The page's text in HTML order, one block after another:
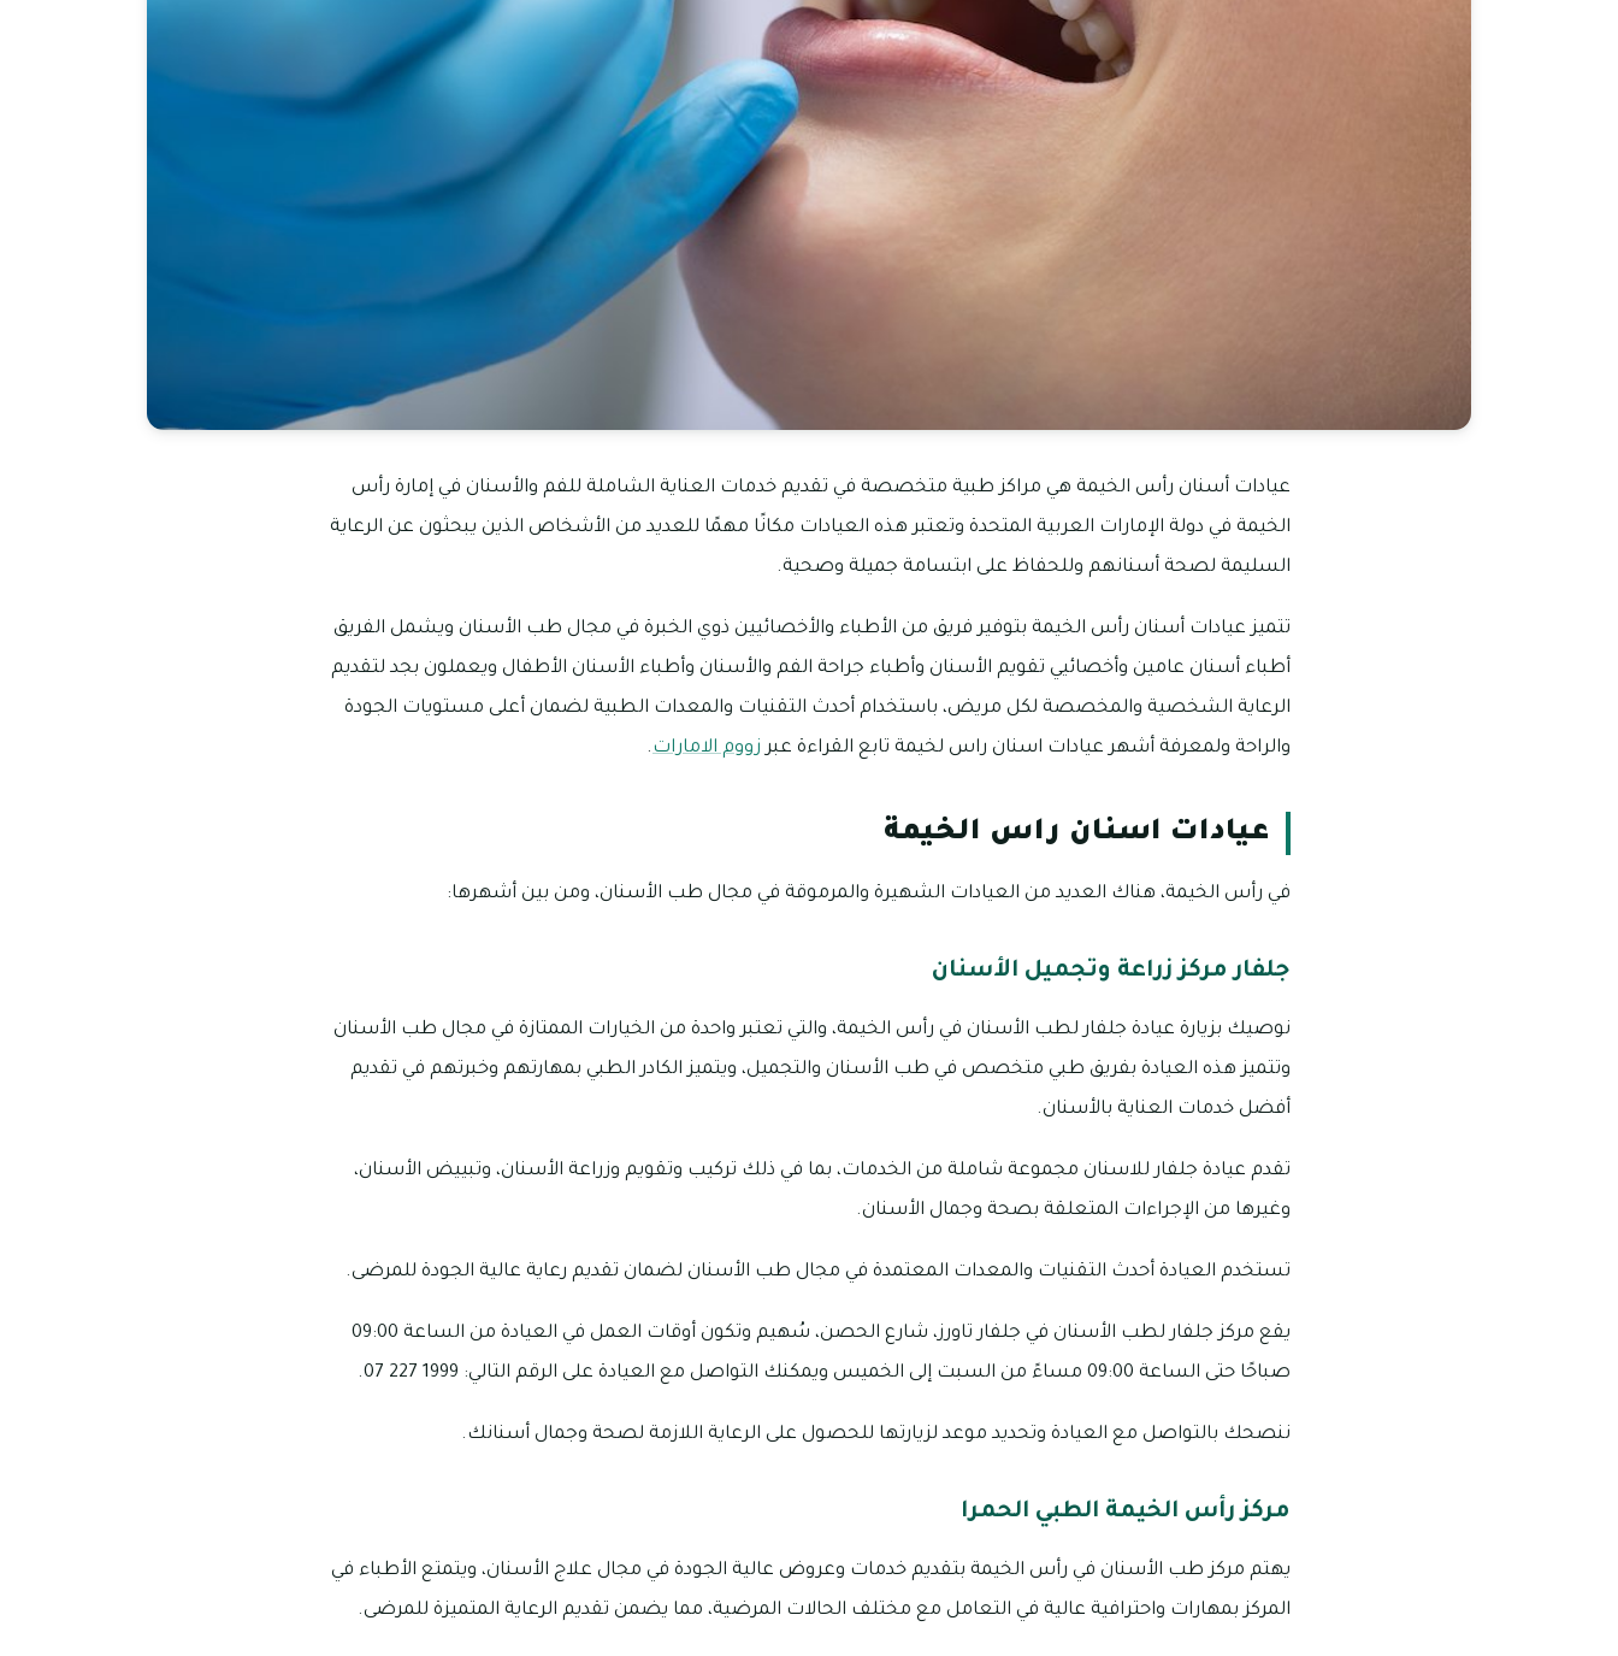
عيادات أسنان رأس الخيمة هي مراكز طبية متخصصة في تقديم خدمات العناية الشاملة للفم والأسنان في إمارة رأس
الخيمة في دولة الإمارات العربية المتحدة وتعتبر هذه العيادات مكانًا مهمًا للعديد من الأشخاص الذين يبحثون عن الرعاية
السليمة لصحة أسنانهم وللحفاظ على ابتسامة جميلة وصحية.
تتميز عيادات أسنان رأس الخيمة بتوفير فريق من الأطباء والأخصائيين ذوي الخبرة في مجال طب الأسنان ويشمل الفريق
أطباء أسنان عامين وأخصائيي تقويم الأسنان وأطباء جراحة الفم والأسنان وأطباء الأسنان الأطفال ويعملون بجد لتقديم
الرعاية الشخصية والمخصصة لكل مريض، باستخدام أحدث التقنيات والمعدات الطبية لضمان أعلى مستويات الجودة
والراحة ولمعرفة أشهر عيادات اسنان راس لخيمة تابع القراءة عبر زووم الامارات.
عيادات اسنان راس الخيمة
في رأس الخيمة، هناك العديد من العيادات الشهيرة والمرموقة في مجال طب الأسنان، ومن بين أشهرها:
جلفار مركز زراعة وتجميل الأسنان
نوصيك بزيارة عيادة جلفار لطب الأسنان في رأس الخيمة، والتي تعتبر واحدة من الخيارات الممتازة في مجال طب الأسنان
وتتميز هذه العيادة بفريق طبي متخصص في طب الأسنان والتجميل، ويتميز الكادر الطبي بمهارتهم وخبرتهم في تقديم
أفضل خدمات العناية بالأسنان.
تقدم عيادة جلفار للاسنان مجموعة شاملة من الخدمات، بما في ذلك تركيب وتقويم وزراعة الأسنان، وتبييض الأسنان،
وغيرها من الإجراءات المتعلقة بصحة وجمال الأسنان.
تستخدم العيادة أحدث التقنيات والمعدات المعتمدة في مجال طب الأسنان لضمان تقديم رعاية عالية الجودة للمرضى.
يقع مركز جلفار لطب الأسنان في جلفار تاورز، شارع الحصن، سُهيم وتكون أوقات العمل في العيادة من الساعة 09:00
صباحًا حتى الساعة 09:00 مساءً من السبت إلى الخميس ويمكنك التواصل مع العيادة على الرقم التالي: 1999 227 07.
ننصحك بالتواصل مع العيادة وتحديد موعد لزيارتها للحصول على الرعاية اللازمة لصحة وجمال أسنانك.
مركز رأس الخيمة الطبي الحمرا
يهتم مركز طب الأسنان في رأس الخيمة بتقديم خدمات وعروض عالية الجودة في مجال علاج الأسنان، ويتمتع الأطباء في
المركز بمهارات واحترافية عالية في التعامل مع مختلف الحالات المرضية، مما يضمن تقديم الرعاية المتميزة للمرضى.